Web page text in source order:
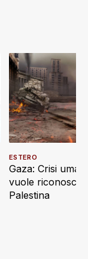
Gaza: Crisi
vuole
Palestina
ESTERO